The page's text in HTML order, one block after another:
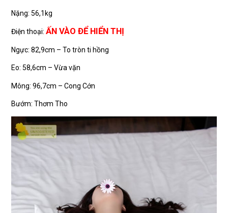
Nặng: 56,1kg
Điện thoại:ẤN VÀO ĐỂ HIỂN THỊ
Ngực: 82,9cm – To tròn ti hồng
Eo: 58,6cm – Vừa vặn
Mông: 96,7cm – Cong Cớn
Bướm: Thơm Tho